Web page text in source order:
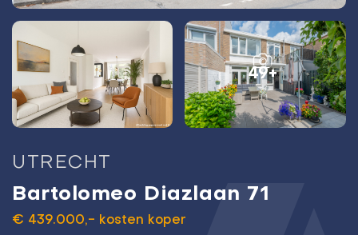
49+
UTRECHT
Bartolomeo Diazlaan 71
€ 439.000,- kosten koper